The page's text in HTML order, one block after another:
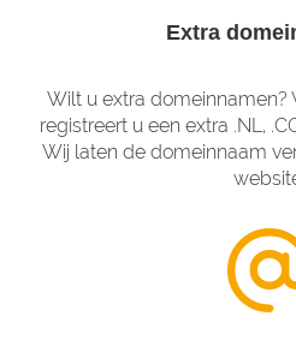
Extra
Wilt u extra domeinnamen?
registreert u een extra .NL,
Wij laten de domeinnaam